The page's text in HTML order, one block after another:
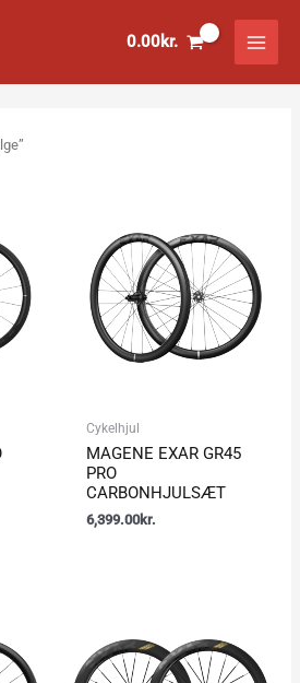
0.00kr.
Cykelhjul
MAGENE EXAR GR45
PRO
CARBONHJULSÆT
6,399.00kr.